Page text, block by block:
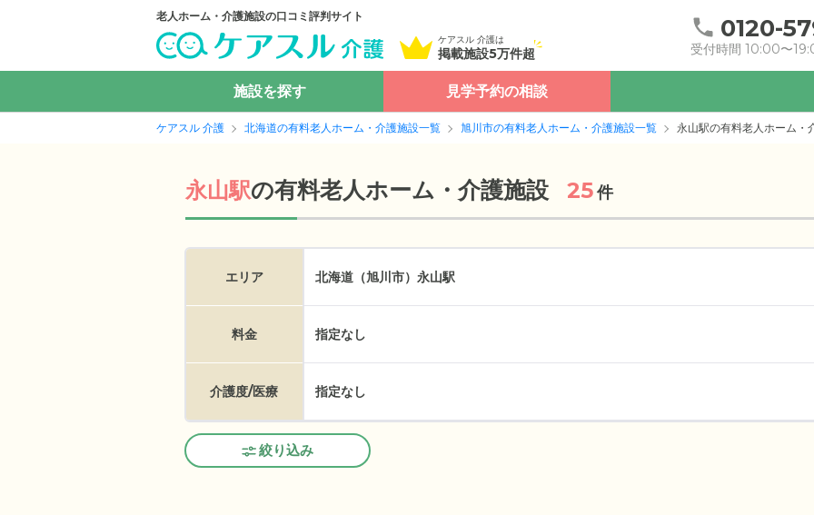
老人ホーム・介護施設の口コミ評判サイト
ケアスル 介護は
掲載施設5万件超
0120-
受付時間 10:00〜
施設を探す 見学予約の相談
ケアスル 介護 北海道の有料老人ホーム・介護施設一覧 旭川市の有料老人ホーム・介護施設一覧 永山駅の有料老人ホーム・
永山駅の有料老人ホーム・介護施設 25件
エリア 北海道（旭川市） 永山駅
料金 指定なし
介護度/医療 指定なし
絞り込み